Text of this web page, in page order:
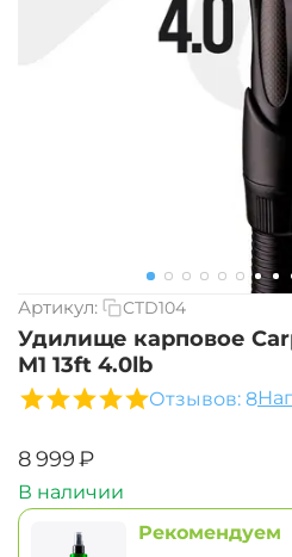
Артикул: CTD104
Удилище карповое
M1 13ft 4.0lb
Отзывов: 8
‍8 999‍₽
В наличии
Рекомендуем